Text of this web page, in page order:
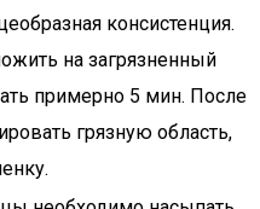
консистенция.
на загрязненный
примерно 5 мин. После
грязную область,